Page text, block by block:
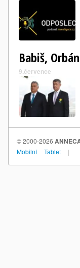
Babiš,
9.července
© 2000-2026
Mobilní
Tablet |